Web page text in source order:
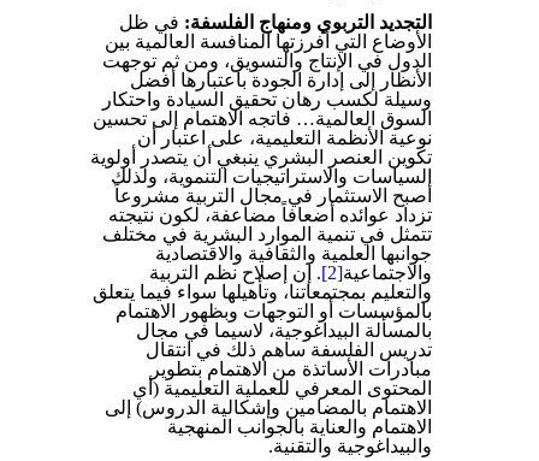
التجديد التربوي ومنهاج الفلسفة: في ظل
الأوضاع التي أفرزتها المنافسة العالمية بين
الدول في الإنتاج والتسويق، ومن ثم توجهت
الأنظار إلى إدارة الجودة باعتبارها أفضل
وسيلة لكسب رهان تحقيق السيادة واحتكار
السوق العالمية… فاتجه الاهتمام إلى تحسين
نوعية الأنظمة التعليمية، على اعتبار أن
تكوين العنصر البشري ينبغي أن يتصدر أولوية
السياسات والاستراتيجيات التنموية، ولذلك
أصبح الاستثمار في مجال التربية مشروعاً
تزداد عوائده أضعافاً مضاعفة، لكون نتيجته
تتمثل في تنمية الموارد البشرية في مختلف
جوانبها العلمية والثقافية والاقتصادية
والاجتماعية[2]
. إن إصلاح نظم التربية
والتعليم بمجتمعاتنا، وتأهيلها سواء فيما يتعلق
بالمؤسسات أو التوجهات وبظهور الاهتمام
بالمسألة البيداغوجية، لاسيما في مجال
تدريس الفلسفة ساهم ذلك في انتقال
مبادرات الأساتذة من الاهتمام بتطوير
المحتوى المعرفي للعملية التعليمية (أي
الاهتمام بالمضامين وإشكالية الدروس) إلى
الاهتمام والعناية بالجوانب المنهجية
والبيداغوجية والتقنية.